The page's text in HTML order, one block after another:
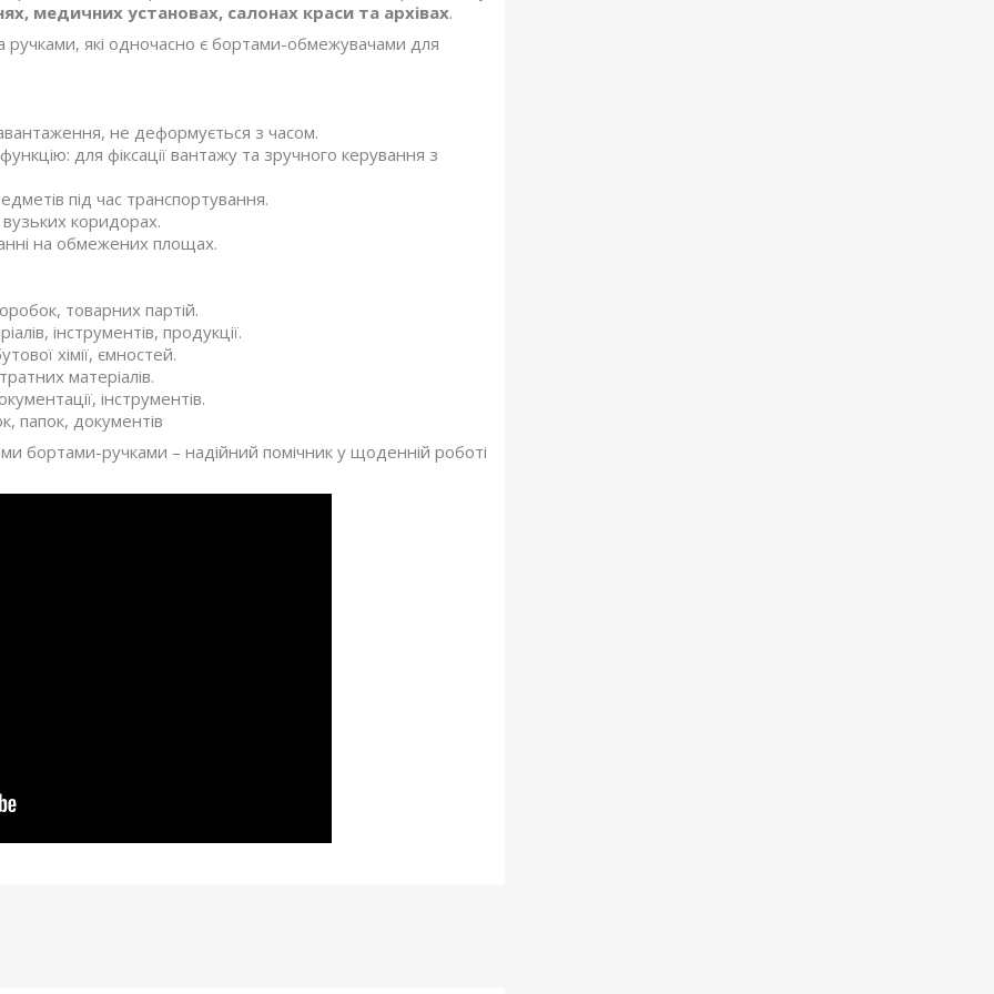
медичних установах, салонах краси та архівах.
які одночасно є бортами-обмежувачами для
не деформується з часом.
для фіксації вантажу та зручного керування з
під час транспортування.
коридорах.
на обмежених площах.
товарних партій.
інструментів, продукції.
хімії, ємностей.
матеріалів.
інструментів.
папок, документів
бортами-ручками – надійний помічник у щоденній роботі